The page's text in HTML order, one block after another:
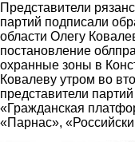
Представители
партий подписали
области Олегу
постановление
охранные зоны в
Ковалеву утром во
представители
«Гражданская
«Парнас»,